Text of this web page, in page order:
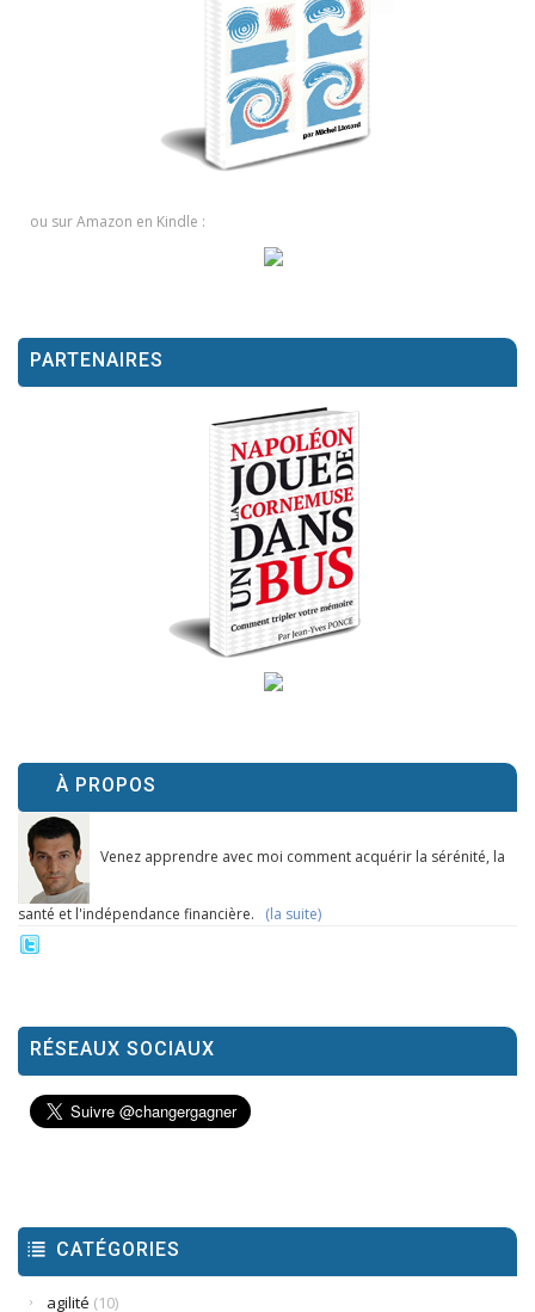
ou sur Amazon en Kindle :
PARTENAIRES
À PROPOS
Venez apprendre avec moi comment acquérir la sérénité, la
santé et l'indépendance financière. (la suite)
RÉSEAUX SOCIAUX
CATÉGORIES
agilité (10)